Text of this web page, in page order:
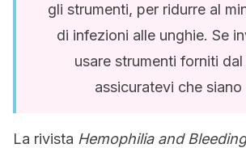
gli strumenti, per ridurre al
di infezioni alle unghie. Se
usare strumenti forniti
assicuratevi che siano
La rivista Hemophilia and